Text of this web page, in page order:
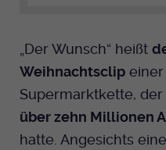
„Der Wunsch“ heißt
Weihnachtsclip
Supermarktkette,
über zehn Millionen
hatte. Angesichts
Anbieter EKHN